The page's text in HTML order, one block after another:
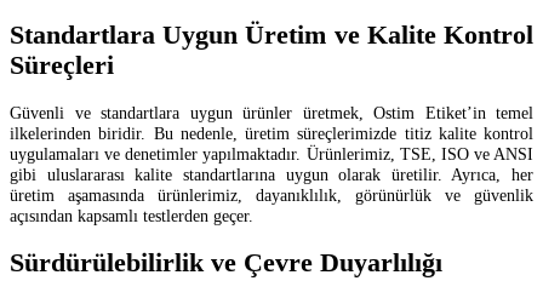
Standartlara Uygun Üretim ve Kalite Kontrol
Süreçleri
Güvenli ve standartlara uygun ürünler üretmek, Ostim Etiket’in temel
ilkelerinden biridir. Bu nedenle, üretim süreçlerimizde titiz kalite kontrol
uygulamaları ve denetimler yapılmaktadır. Ürünlerimiz, TSE, ISO ve ANSI
gibi uluslararası kalite standartlarına uygun olarak üretilir. Ayrıca, her
üretim aşamasında ürünlerimiz, dayanıklılık, görünürlük ve güvenlik
açısından kapsamlı testlerden geçer.
Sürdürülebilirlik ve Çevre Duyarlılığı